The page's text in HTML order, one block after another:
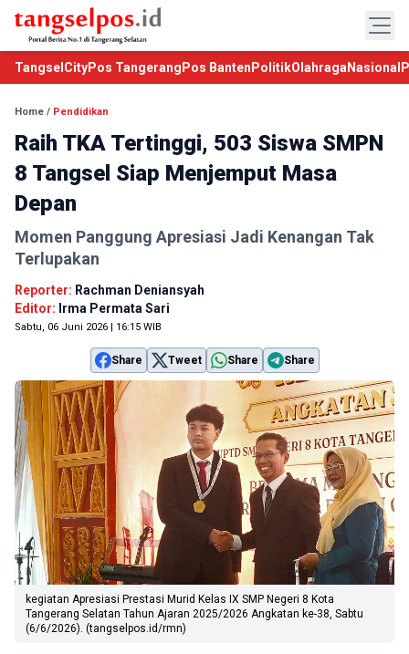
TangselCityPos Tangerang Pos Banten PolitikOlahraga Nasional
Home / Pendidikan
Raih TKA Tertinggi, 503 Siswa SMPN
8 Tangsel Siap Menjemput Masa
Depan
Momen Panggung Apresiasi Jadi Kenangan Tak
Terlupakan
Reporter: Rachman Deniansyah
Editor: Irma Permata Sari
Sabtu, 06 Juni 2026 | 16:15 WIB
Share Tweet Share Share
kegiatan Apresiasi Prestasi Murid Kelas IX SMP Negeri 8 Kota
Tangerang Selatan Tahun Ajaran 2025/2026 Angkatan ke-38, Sabtu
(6/6/2026). (tangselpos.id/rmn)